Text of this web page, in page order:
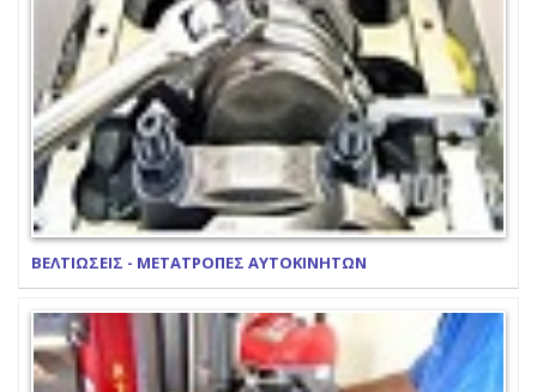
ΒΕΛΤΙΩΣΕΙΣ - ΜΕΤΑΤΡΟΠΕΣ ΑΥΤΟΚΙΝΗΤΩΝ